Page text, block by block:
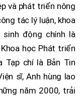
và phát triển nông
tác lý luận, khoa
động chính là
học Phát triển
Tạp chí là Bản Tin
sĩ, Anh hùng lao
năm 2000, trải